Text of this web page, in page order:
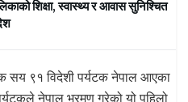
शिक्षा, स्वास्थ्य र आवास सुनिश्चित
९१ विदेशी पर्यटक नेपाल आएका
नेपाल भ्रमण गरेको यो पहिलो